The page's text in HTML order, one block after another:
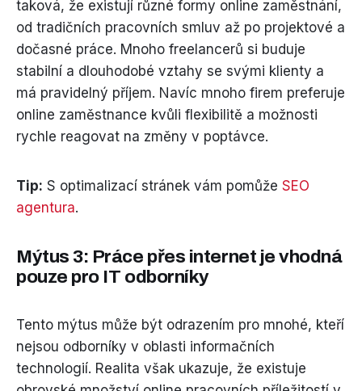
taková, že existují různé formy online zaměstnání,
od tradičních pracovních smluv až po projektové a
dočasné práce. Mnoho freelancerů si buduje
stabilní a dlouhodobé vztahy se svými klienty a
má pravidelný příjem. Navíc mnoho firem preferuje
online zaměstnance kvůli flexibilitě a možnosti
rychle reagovat na změny v poptávce.
Tip: S optimalizací stránek vám pomůže SEO
agentura.
Mýtus 3: Práce přes internet je vhodná
pouze pro IT odborníky
Tento mýtus může být odrazením pro mnohé, kteří
nejsou odborníky v oblasti informačních
technologií. Realita však ukazuje, že existuje